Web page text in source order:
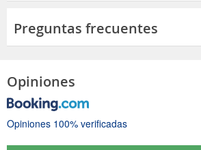
Preguntas frecuentes
Opiniones
Opiniones 100% verificadas